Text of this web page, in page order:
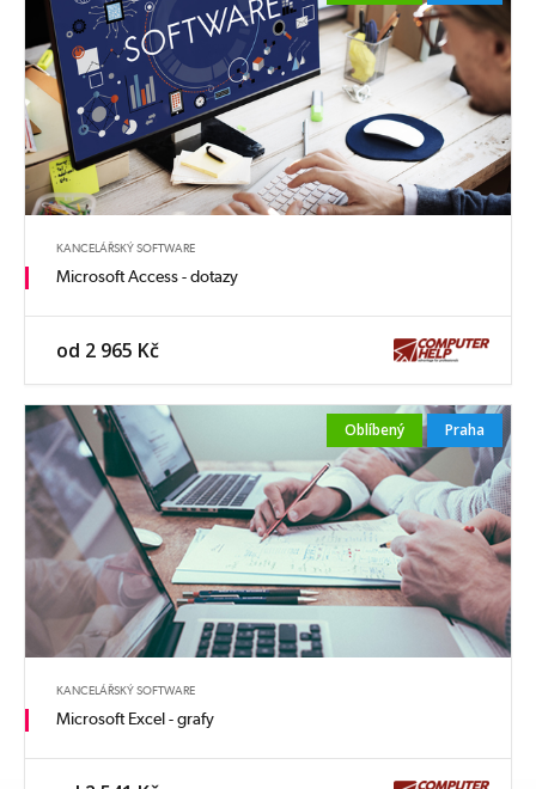
KANCELÁŘSKÝ SOFTWARE
Microsoft Access - dotazy
od 2 965 Kč
Oblíbený Praha
KANCELÁŘSKÝ SOFTWARE
Microsoft Excel - grafy